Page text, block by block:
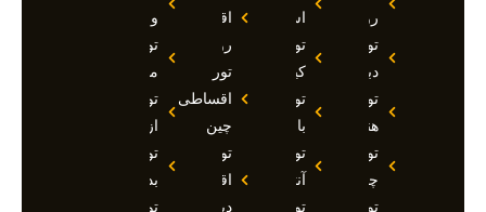
روسیه
تور
دبی
تور
هند
تور
چین
تور
استانبول
تور
کیش
تور
بالی
تور
آنتالیا
تور
اقساطی
روسیه
تور
اقساطی
چین
تور
اقساطی
دبی
وان
تور
مارماریس
تور
ازمیر
تور
بدروم
تور